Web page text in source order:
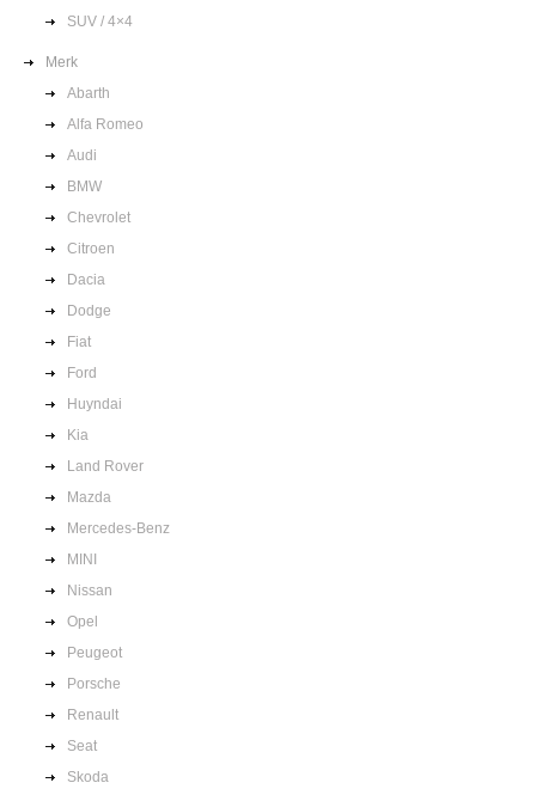
SUV / 4×4
Merk
Abarth
Alfa Romeo
Audi
BMW
Chevrolet
Citroen
Dacia
Dodge
Fiat
Ford
Huyndai
Kia
Land Rover
Mazda
Mercedes-Benz
MINI
Nissan
Opel
Peugeot
Porsche
Renault
Seat
Skoda